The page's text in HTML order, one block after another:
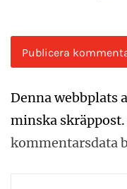
Denna webbplats
minska skräppost.
kommentarsdata